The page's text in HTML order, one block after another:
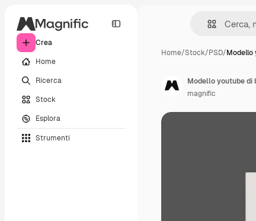
Crea
Home
Ricerca
Stock
Esplora
Strumenti
Home/Stock/PSD/Modello
Modello youtube di
magnific